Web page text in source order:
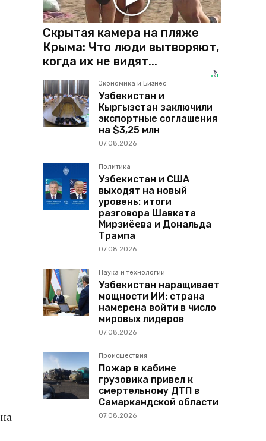
Скрытая камера на пляже
Крыма: Что люди вытворяют,
когда их не видят...
Экономика и Бизнес
Узбекистан и
Кыргызстан заключили
экспортные соглашения
на $3,25 млн
07.08.2026
Политика
Узбекистан и США
выходят на новый
уровень: итоги
разговора Шавката
Мирзиёева и Дональда
Трампа
07.08.2026
Наука и технологии
Узбекистан наращивает
мощности ИИ: страна
намерена войти в число
мировых лидеров
07.08.2026
Происшествия
Пожар в кабине
грузовика привел к
смертельному ДТП в
Самаркандской области
07.08.2026